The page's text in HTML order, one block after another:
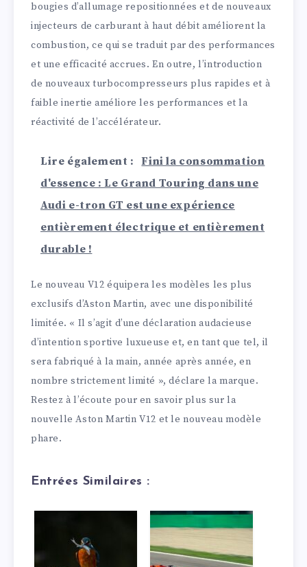
bougies d’allumage repositionnées et de nouveaux
injecteurs de carburant à haut débit améliorent la
combustion, ce qui se traduit par des performances
et une efficacité accrues. En outre, l’introduction
de nouveaux turbocompresseurs plus rapides et à
faible inertie améliore les performances et la
réactivité de l’accélérateur.
Lire également :
Fini la consommation
d'essence : Le Grand Touring dans une
Audi e-tron GT est une expérience
entièrement électrique et entièrement
durable !
Le nouveau V12 équipera les modèles les plus
exclusifs d’Aston Martin, avec une disponibilité
limitée. « Il s’agit d’une déclaration audacieuse
d’intention sportive luxueuse et, en tant que tel, il
sera fabriqué à la main, année après année, en
nombre strictement limité », déclare la marque.
Restez à l’écoute pour en savoir plus sur la
nouvelle Aston Martin V12 et le nouveau modèle
phare.
Entrées Similaires :